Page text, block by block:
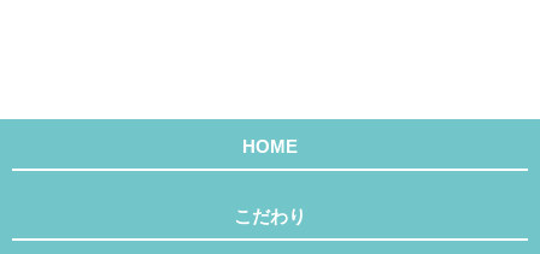
HOME
こだわり